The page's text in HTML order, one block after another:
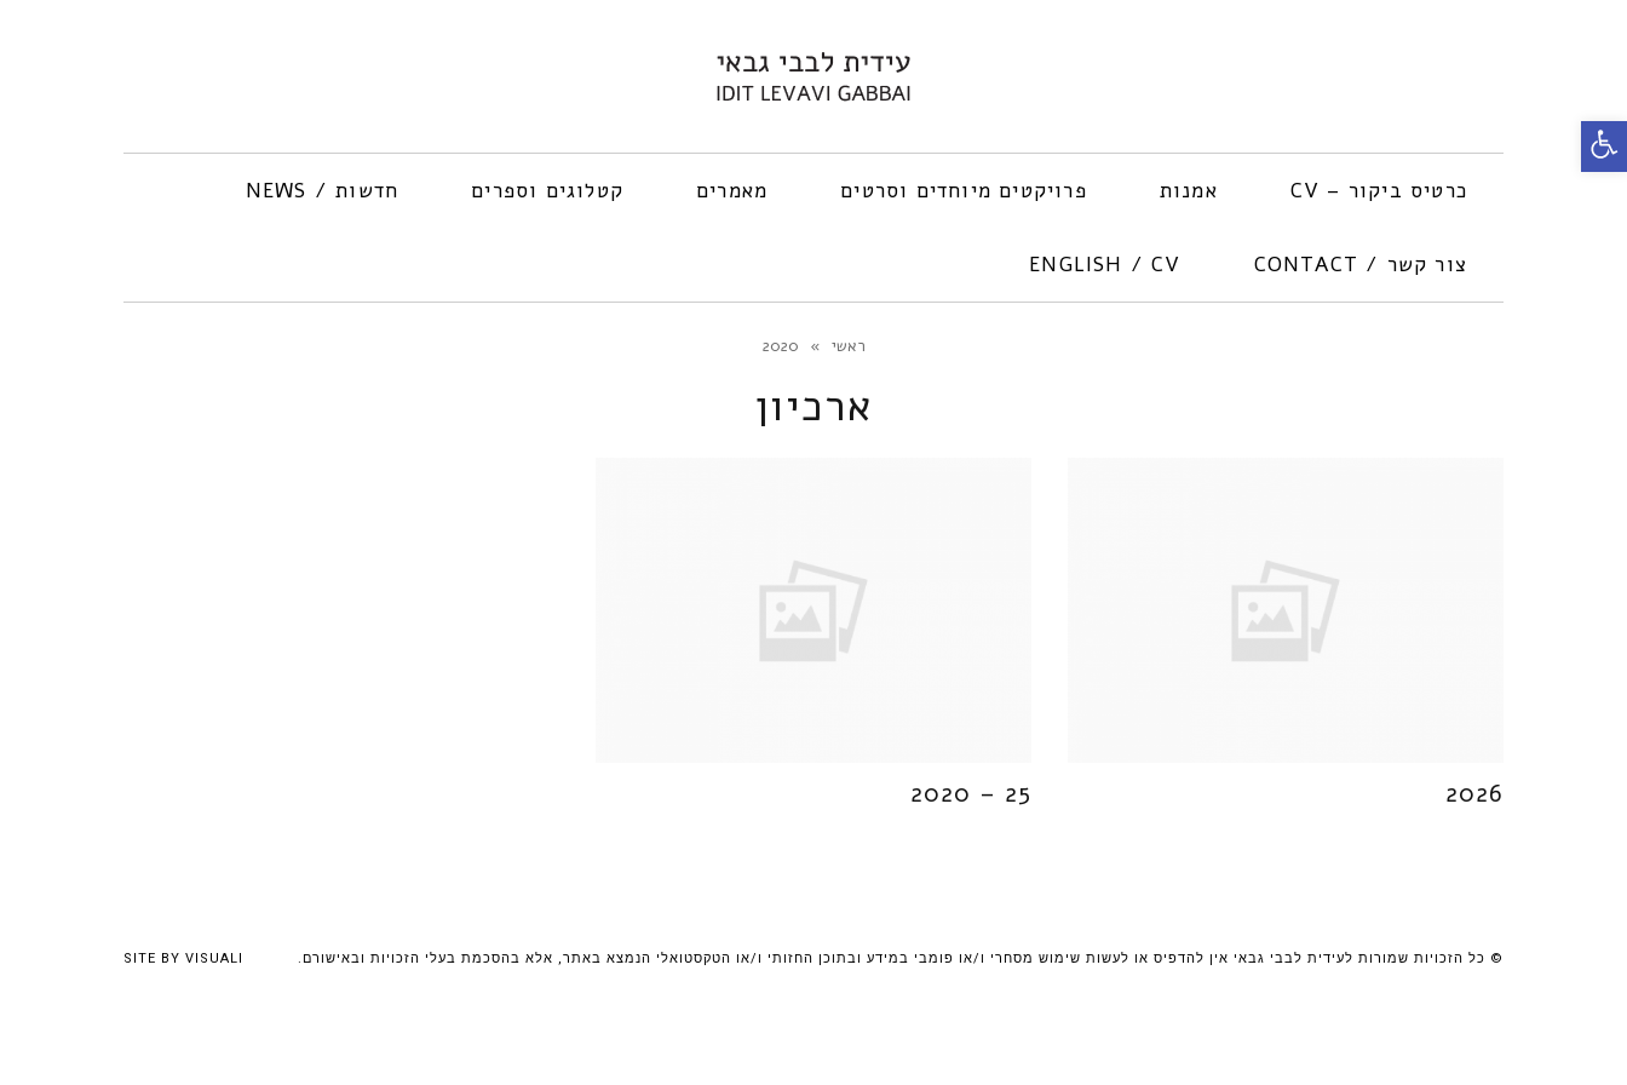
פתח
סרגל כרטיס ביקור – CV אמנות פרויקטים מיוחדים וסרטים מאמרים קטלוגים וספרים חדשות / NEWS
צור קשר / CONTACT ENGLISH / CV
ראשי »
2020
ארכיון
2026
25 – 2020
SITE BY VISUALI © כל הזכויות שמורות לעידית לבבי גבאי אין להדפיס או לעשות שימוש מסחרי ו/או פומבי במידע ובתוכן החזותי ו/או הטקסטואלי הנמצא באתר, אלא בהסכמת בעלי הזכויות ובאישורם.